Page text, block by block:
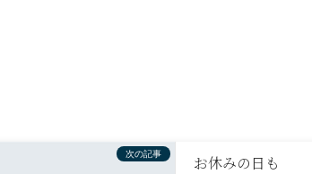
次の記事 お休みの日も